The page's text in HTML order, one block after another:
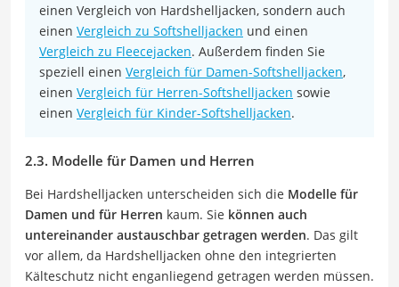
einen Vergleich von Hardshelljacken, sondern auch
einen Vergleich zu Softshelljacken und einen
Vergleich zu Fleecejacken. Außerdem finden Sie
speziell einen Vergleich für Damen-Softshelljacken,
einen Vergleich für Herren-Softshelljacken sowie
einen Vergleich für Kinder-Softshelljacken.
2.3. Modelle für Damen und Herren
Bei Hardshelljacken unterscheiden sich die Modelle für
Damen und für Herren kaum. Sie können auch
untereinander austauschbar getragen werden. Das gilt
vor allem, da Hardshelljacken ohne den integrierten
Kälteschutz nicht enganliegend getragen werden müssen.